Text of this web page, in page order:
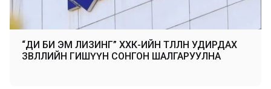
“ДИ БИ ЭМ ЛИЗИНГ” ХХК-ИЙН ТӨЛӨӨЛӨН УДИРДАХ
ЗӨВЛӨЛИЙН ГИШҮҮН СОНГОН ШАЛГАРУУЛНА